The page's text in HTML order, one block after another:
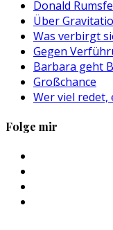
Donald
Über
Was verbirgt
Gegen
Barbara geht
Großchance
Wer viel
Folge mir